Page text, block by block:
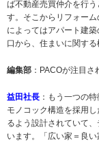
ば不動産売買仲介を行
す。そこからリフォー
によってはアパート建
口から、住まいに関す
編集部 ：PACOが注目さ
益田社長 ：もう一つの
モノコック構造を採用
るよう設計されていて
います。「広い家＝良